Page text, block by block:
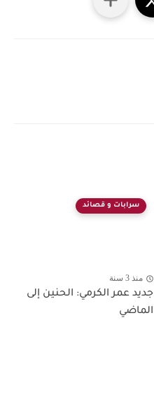
سرابات و قصائد
منذ 3 سنة
جديد عمر الكرمي: الحنين إلى
الماضي